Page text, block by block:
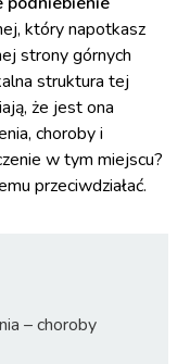
który napotkasz
strony górnych
struktura tej
że jest ona
choroby i
w tym miejscu?
przeciwdziałać.
– choroby